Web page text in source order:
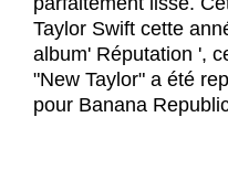
Taylor Swift cette
album' Réputation ',
"New Taylor" a été
pour Banana